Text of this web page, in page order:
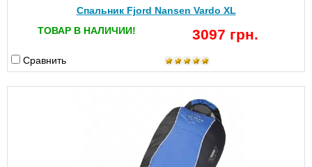
Спальник Fjord Nansen Vardo XL
ТОВАР В НАЛИЧИИ!
3097 грн.
Сравнить